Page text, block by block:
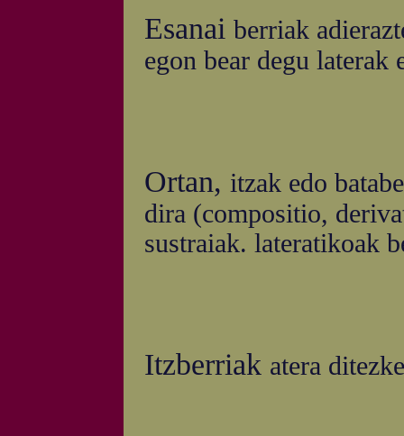
Esanai berriak
egon bear degu laterak
Ortan, itzak edo
dira (compositio,
sustraiak. lateratikoak
Itzberriak atera